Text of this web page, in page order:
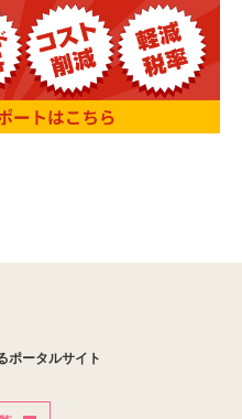
ポータルサイト